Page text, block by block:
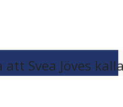
att Svea Jöves